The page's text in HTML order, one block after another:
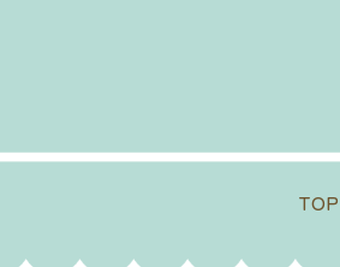
TOP